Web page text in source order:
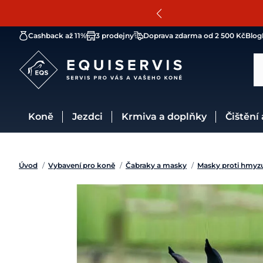
Cashback až 11% 3 prodejny Doprava zdarma od 2 500 KčBlog
Koně Jezdci Krmiva a doplňky
Úvod / Vybavení pro koně / Čabraky a masky / Masky proti